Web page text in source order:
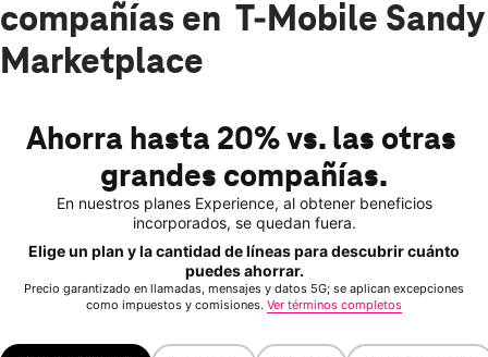
compañías en T-Mobile Sandy
Marketplace